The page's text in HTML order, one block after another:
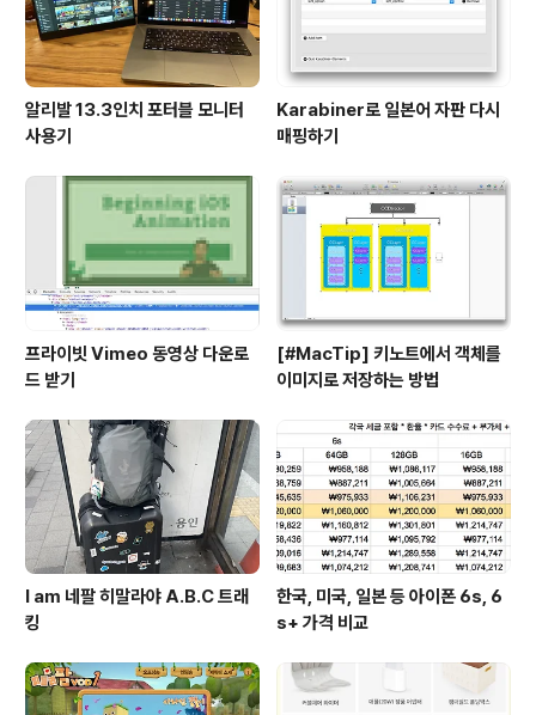
알리발 13.3인치 포터블 모니터
사용기
Karabiner로 일본어 자판 다시
매핑하기
프라이빗 Vimeo 동영상 다운로
드 받기
[#MacTip] 키노트에서 객체를
이미지로 저장하는 방법
I am 네팔 히말라야 A.B.C 트래
킹
한국, 미국, 일본 등 아이폰 6s, 6
s+ 가격 비교